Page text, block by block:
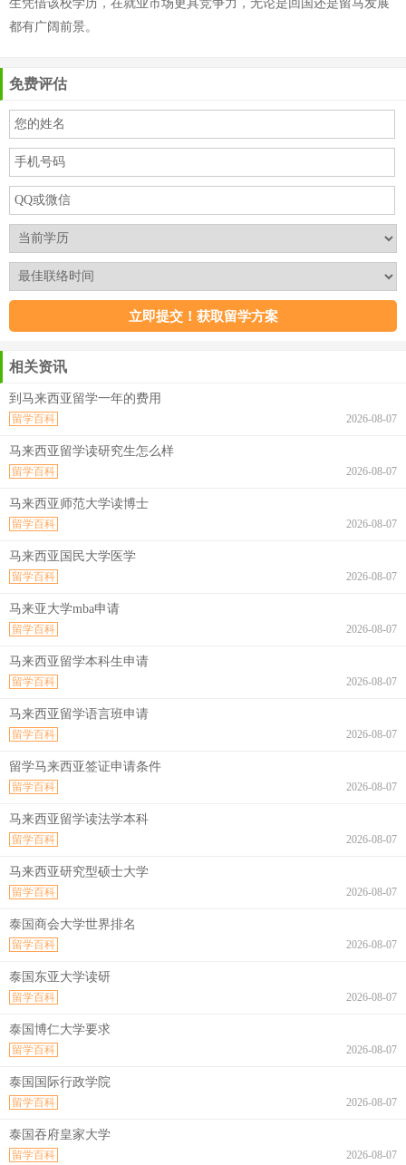
生凭借该校学历，在就业市场更具竞争力，无论是回国还是留马发展
都有广阔前景。
免费评估
相关资讯
到马来西亚留学一年的费用
2026-08-07
留学百科
马来西亚留学读研究生怎么样
2026-08-07
留学百科
马来西亚师范大学读博士
2026-08-07
留学百科
马来西亚国民大学医学
2026-08-07
留学百科
马来亚大学mba申请
2026-08-07
留学百科
马来西亚留学本科生申请
2026-08-07
留学百科
马来西亚留学语言班申请
2026-08-07
留学百科
留学马来西亚签证申请条件
2026-08-07
留学百科
马来西亚留学读法学本科
2026-08-07
留学百科
马来西亚研究型硕士大学
2026-08-07
留学百科
泰国商会大学世界排名
2026-08-07
留学百科
泰国东亚大学读研
2026-08-07
留学百科
泰国博仁大学要求
2026-08-07
留学百科
泰国国际行政学院
2026-08-07
留学百科
泰国吞府皇家大学
2026-08-07
留学百科